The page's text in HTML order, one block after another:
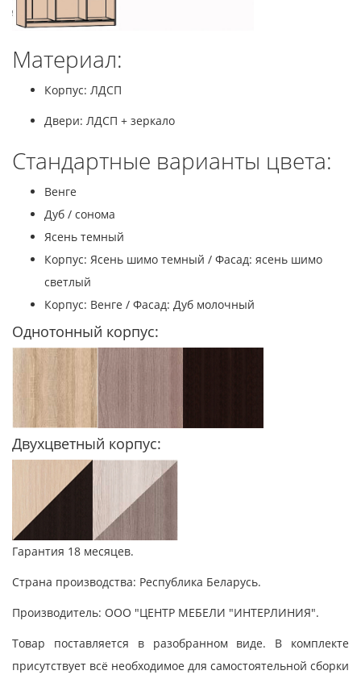
Материал:
Корпус: ЛДСП
Двери: ЛДСП + зеркало
Стандартные варианты цвета:
Венге
Дуб / сонома
Ясень темный
Корпус: Ясень шимо темный / Фасад: ясень шимо
светлый
Корпус: Венге / Фасад: Дуб молочный
Однотонный корпус:
Двухцветный корпус:
Гарантия 18 месяцев.
Страна производства: Республика Беларусь.
Производитель: ООО "ЦЕНТР МЕБЕЛИ "ИНТЕРЛИНИЯ".
Товар поставляется в разобранном виде. В комплекте
присутствует всё необходимое для самостоятельной сборки